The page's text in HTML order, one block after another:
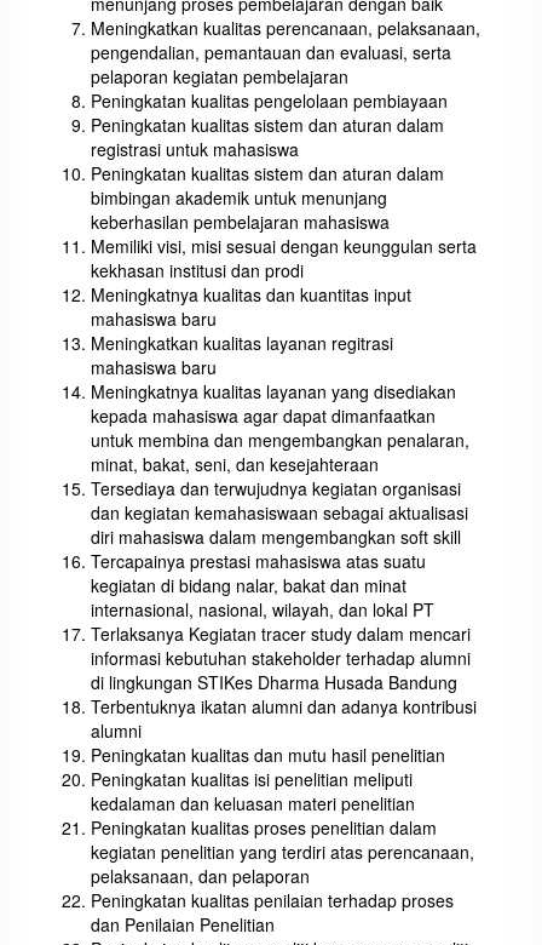
Meningkatkan kualitas perencanaan, pelaksanaan,
pengendalian, pemantauan dan evaluasi, serta
pelaporan kegiatan pembelajaran
Peningkatan kualitas pengelolaan pembiayaan
Peningkatan kualitas sistem dan aturan dalam
registrasi untuk mahasiswa
Peningkatan kualitas sistem dan aturan dalam
bimbingan akademik untuk menunjang
keberhasilan pembelajaran mahasiswa
Memiliki visi, misi sesuai dengan keunggulan serta
kekhasan institusi dan prodi
Meningkatnya kualitas dan kuantitas input
mahasiswa baru
Meningkatkan kualitas layanan regitrasi
mahasiswa baru
Meningkatnya kualitas layanan yang disediakan
kepada mahasiswa agar dapat dimanfaatkan
untuk membina dan mengembangkan penalaran,
minat, bakat, seni, dan kesejahteraan
Tersediaya dan terwujudnya kegiatan organisasi
dan kegiatan kemahasiswaan sebagai aktualisasi
diri mahasiswa dalam mengembangkan soft skill
Tercapainya prestasi mahasiswa atas suatu
kegiatan di bidang nalar, bakat dan minat
internasional, nasional, wilayah, dan lokal PT
Terlaksanya Kegiatan tracer study dalam mencari
informasi kebutuhan stakeholder terhadap alumni
di lingkungan STIKes Dharma Husada Bandung
Terbentuknya ikatan alumni dan adanya kontribusi
alumni
Peningkatan kualitas dan mutu hasil penelitian
Peningkatan kualitas isi penelitian meliputi
kedalaman dan keluasan materi penelitian
Peningkatan kualitas proses penelitian dalam
kegiatan penelitian yang terdiri atas perencanaan,
pelaksanaan, dan pelaporan
Peningkatan kualitas penilaian terhadap proses
dan Penilaian Penelitian